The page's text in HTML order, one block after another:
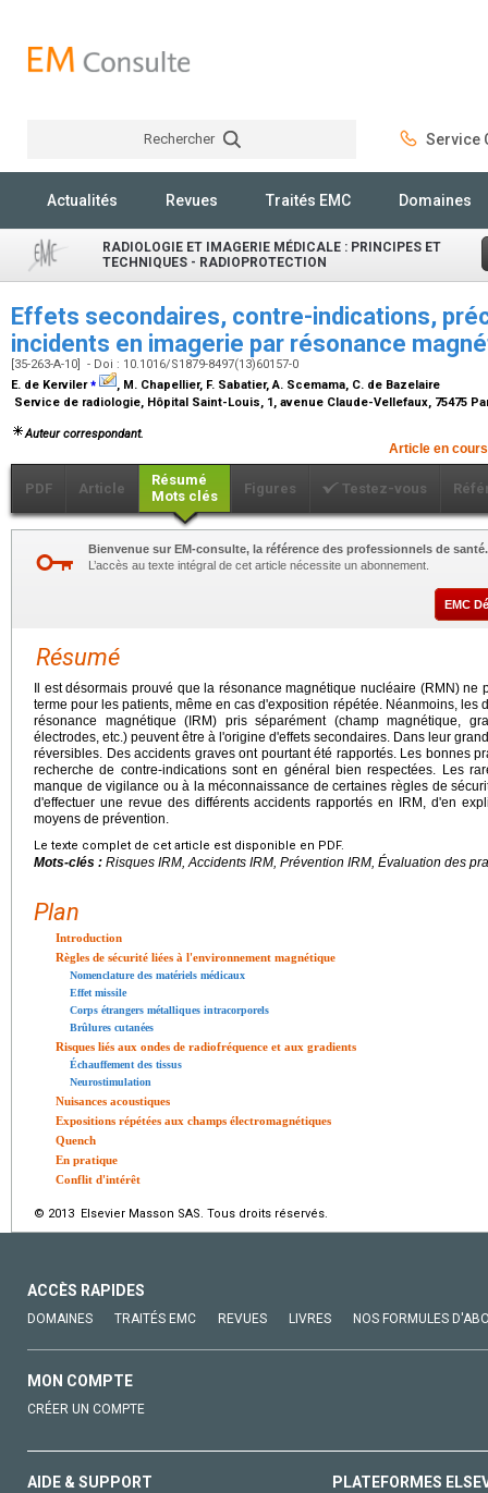
Rechercher Service
Actualités Revues Traités EMC Domaines
RADIOLOGIE ET IMAGERIE MÉDICALE : PRINCIPES ET
TECHNIQUES - RADIOPROTECTION
Effets secondaires, contre-indications,
incidents en imagerie par résonance
[35-263-A-10] - Doi : 10.1016/S1879-8497(13)60157-0
E. de Kerviler⁎
, M. Chapellier, F. Sabatier, A. Scemama, C. de Bazelaire
Service de radiologie, Hôpital Saint-Louis, 1, avenue Claude-Vellefaux, 75475
Auteur correspondant.
Article en
PDF Article
Résumé
Mots clés
Figures Testez-vous
Bienvenue sur EM-consulte, la référence des professionnels de santé.
L’accès au texte intégral de cet article nécessite un abonnement.
EMC
Résumé
Il est désormais prouvé que la résonance magnétique nucléaire (RMN)
terme pour les patients, même en cas d'exposition répétée. Néanmoins, les
résonance magnétique (IRM) pris séparément (champ magnétique,
électrodes, etc.) peuvent être à l'origine d'effets secondaires. Dans leur
réversibles. Des accidents graves ont pourtant été rapportés. Les bonnes
recherche de contre-indications sont en général bien respectées. Les
manque de vigilance ou à la méconnaissance de certaines règles de
d'effectuer une revue des différents accidents rapportés en IRM, d'en
moyens de prévention.
Le texte complet de cet article est disponible en PDF.
Mots-clés : Risques IRM, Accidents IRM, Prévention IRM, Évaluation des
Plan
Introduction
Règles de sécurité liées à l'environnement magnétique
Nomenclature des matériels médicaux
Effet missile
Corps étrangers métalliques intracorporels
Brûlures cutanées
Risques liés aux ondes de radiofréquence et aux gradients
Échauffement des tissus
Neurostimulation
Nuisances acoustiques
Expositions répétées aux champs électromagnétiques
Quench
En pratique
Conflit d'intérêt
© 2013 Elsevier Masson SAS. Tous droits réservés.
ACCÈS RAPIDES
DOMAINES TRAITÉS EMC REVUES LIVRES NOS FORMULES
MON COMPTE
CRÉER UN COMPTE
AIDE & SUPPORT PLATEFORMES